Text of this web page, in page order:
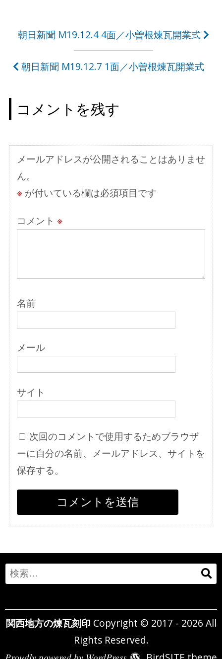
投
ナ
ビ
ゲ
シ
ョ
ン
朝日新聞 M19.12.4 4面／小曽根煉瓦開業式
朝日新聞 M19.12.7 1面／小曽根煉瓦開業式
コメントを残す
メールアドレスが公開されることはありませ
ん。
※が付いている欄は必須項目です
コメント ※
名前
メール
サイト
次回のコメントで使用するためブラウザ
ーに自分の名前、メールアドレス、サイトを
保存する。
Search
for:
関西地方の煉瓦刻印 Copyright © 2017 - 2026 All
Rights Reserved.